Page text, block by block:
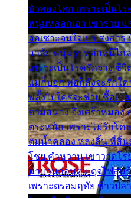
บัวทองโศก เพราะเป็น
หนุ่มหลอกเอา เขารวย
ออเซาะจนใจเบา สงสาร
อาลัย หนุ่มรูปหล่อหนีไก
เพราะเป็นโรครักจาง ชีวิ
แม่ก็บอก พ่อก็สั่งจะรักใค
พลั้งไปใครจะช่วย ซื้อเป
ตามสนอง จึงเศร้าหมอง
ตระหนัก เพราะไม่รักโค
ตมน้ำคลอง หลงลิ้น ที่สิ้น
โชย คำหวาน เขาวาดโ
มาบานก่อนตูม ดุจไฟสุม
เพราะตรอมฤทัย ข้าวปล